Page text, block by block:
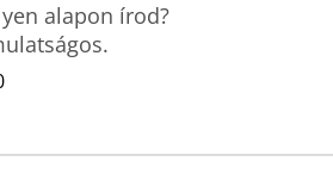
alapon írod?